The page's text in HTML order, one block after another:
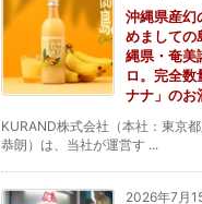
沖縄県産幻
めましての
縄県・奄美
ロ。完全
ナナ」のお
KURAND株式会社（本社：東京
恭朗）は、当社が運営す ...
2026年7月